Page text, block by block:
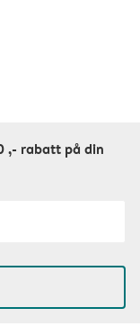
,- rabatt på din